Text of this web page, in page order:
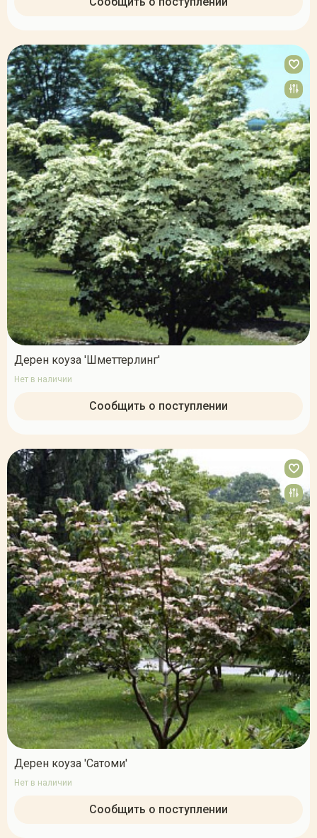
Дерен коуза 'Шметтерлинг'
Нет в наличии
Сообщить о поступлении
Дерен коуза 'Сатоми'
Нет в наличии
Сообщить о поступлении